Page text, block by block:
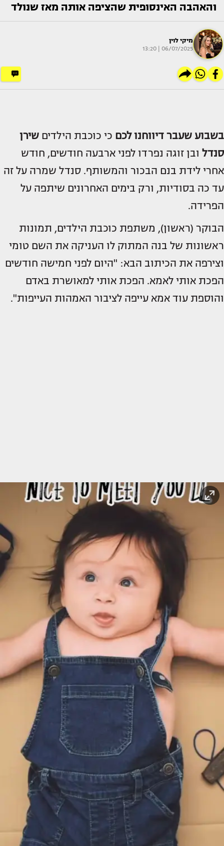
והאהבה האינסופית שהציפה אותה מאז שנולד
מיקי לוין
06/07/2025 | 13:20
בשבוע שעבר דיווחנו לכם כי כוכבת הילדים שירן
סנדל ובן זוגה נפרדו לפני ארבעה חודשים, חודש
אחרי לידת בנם הבכור והמשותף. סנדל שמרה על זה
עד כה בסודיות, ורק בימים האחרונים שיתפה על
הפרידה.
הבוקר (ראשון), משתפת כוכבת הילדים, תמונות
ראשונות של בנה המתוק לו העניקה את השם טומי
וצירפה את הכיתוב הבא: "היום לפני חמישה חודשים
הפכת אותי לאמא. הפכת אותי למאושרת באדם
והוספת עוד אמא עייפה לציבור האמהות העייפות".